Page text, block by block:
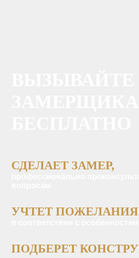
СДЕЛАЕТ ЗАМЕР,
УЧТЕТ ПОЖЕЛАНИЯ
ПОДБЕРЕТ